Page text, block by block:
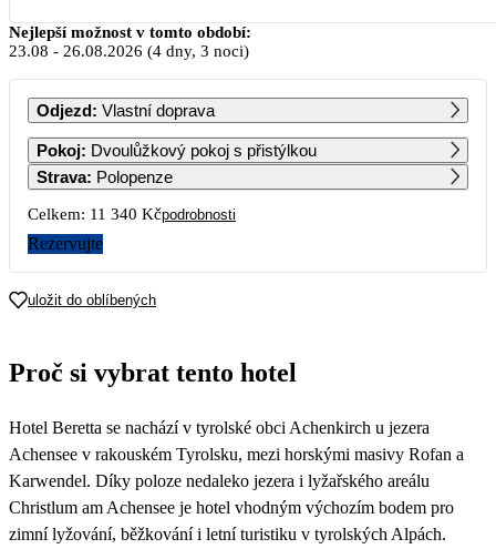
Srpen 2026
PO ÚT ST ČT PÁ SO NE
1 2
3 4 5 6 7 8 9
17
24
5 670
25 26 27
31
5 670
Nejlepší možnost v tomto období:
23.08 - 26.08.2026 (4 dny, 3 noci)
Odjezd: Vlastní doprava
Pokoj: Dvoulůžkový pokoj s přistýlkou
Strava: Polopenze
Celkem: 11 340 Kčpodrobnosti
Rezervujte
uložit do oblíbených
Proč si vybrat tento hotel
Hotel Beretta se nachází v tyrolské obci Achenkirch u jezera
Achensee v rakouském Tyrolsku, mezi horskými masivy Rofan a
Karwendel. Díky poloze nedaleko jezera i lyžařského areálu
Christlum am Achensee je hotel vhodným výchozím bodem pro
zimní lyžování, běžkování i letní turistiku v tyrolských Alpách.